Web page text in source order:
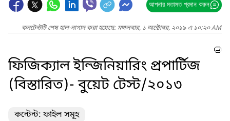
আপনার মতামত প্রদান করুন
কনটেন্টটি শেষ হাল-নাগাদ করা হয়েছে: মঙ্গলবার, ১ অক্টোবর, ২০১৯ এ ১০:২০ AM
ফিজিক্যাল ইন্জিনিয়ারিং প্রপার্টিজ
(বিস্তারিত)- বুয়েট টেস্ট/২০১৩
কন্টেন্ট: ফাইল সমূহ